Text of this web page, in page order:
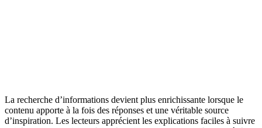
La recherche d’informations devient plus enrichissante lorsque le
contenu apporte à la fois des réponses et une véritable source
d’inspiration. Les lecteurs apprécient les explications faciles à suivre